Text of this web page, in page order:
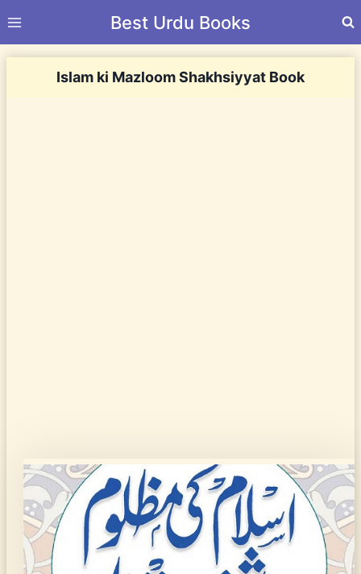
to
Best Urdu Books
Islam ki Mazloom Shakhsiyyat Book